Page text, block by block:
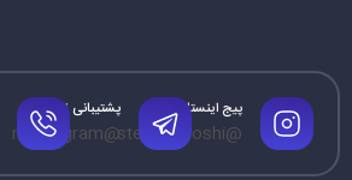
پیج اینستاگرام
@steamforoshi
پشتیبانی تلگرام
@mrtelegram